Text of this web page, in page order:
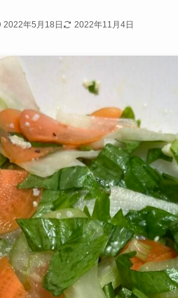
2022年5月18日 2022年11月4日